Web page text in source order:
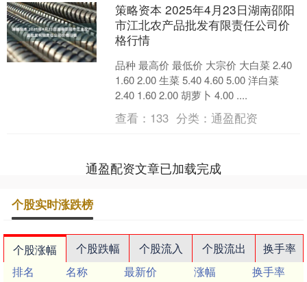
策略资本 2025年4月23日湖南邵阳
市江北农产品批发有限责任公司价
格行情
品种 最高价 最低价 大宗价 大白菜 2.40
1.60 2.00 生菜 5.40 4.60 5.00 洋白菜
2.40 1.60 2.00 胡萝卜 4.00 ....
查看： 133 分类：通盈配资
通盈配资文章已加载完成
个股实时涨跌榜
个股涨幅 个股跌幅 个股流入 个股流出
换手率
排名
名称 最新价 涨幅
换手率